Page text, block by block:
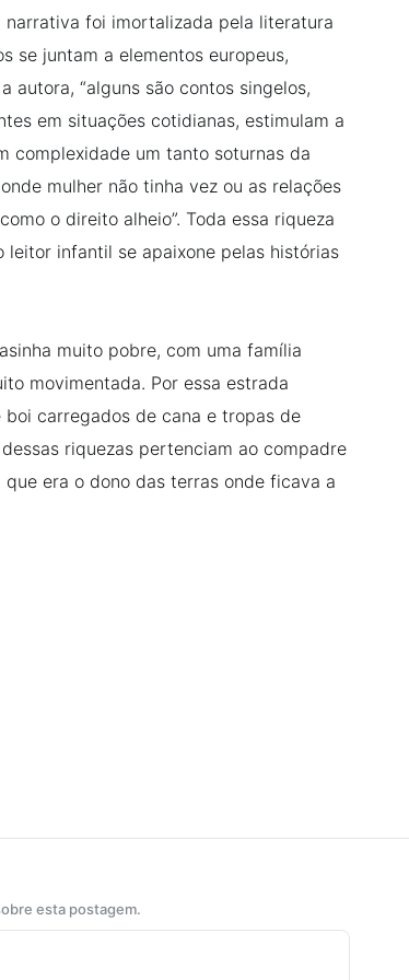
narrativa foi imortalizada pela literatura
se juntam a elementos europeus,
autora, “alguns são contos singelos,
em situações cotidianas, estimulam a
complexidade um tanto soturnas da
mulher não tinha vez ou as relações
o direito alheio”. Toda essa riqueza
infantil se apaixone pelas histórias
muito pobre, com uma família
movimentada. Por essa estrada
carregados de cana e tropas de
riquezas pertenciam ao compadre
era o dono das terras onde ficava a
esta postagem.